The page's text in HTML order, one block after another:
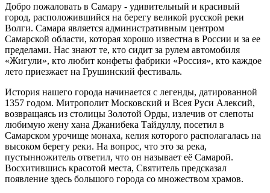
Добро пожаловать в Самару - удивительный и красивый
город, расположившийся на берегу великой русской реки
Волги. Самара является административным центром
Самарской области, которая хорошо известна в России и за ее
пределами. Нас знают те, кто сидит за рулем автомобиля
«Жигули», кто любит конфеты фабрики «Россия», кто каждое
лето приезжает на Грушинский фестиваль.
История нашего города начинается с легенды, датированной
1357 годом. Митрополит Московский и Всея Руси Алексий,
возвращаясь из столицы Золотой Орды, излечив от слепоты
любимую жену хана Джанибека Тайдуллу, посетил в
Самарском урочище монаха, келия которого располагалась на
высоком берегу реки. На вопрос, что это за река,
пустынножитель ответил, что он называет её Самарой.
Восхитившись красотой места, Святитель предсказал
появление здесь большого города со множеством храмов.